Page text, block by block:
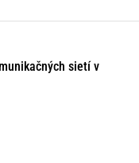
sietí v